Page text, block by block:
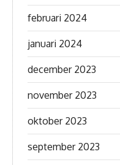
februari 2024
januari 2024
december 2023
november 2023
oktober 2023
september 2023